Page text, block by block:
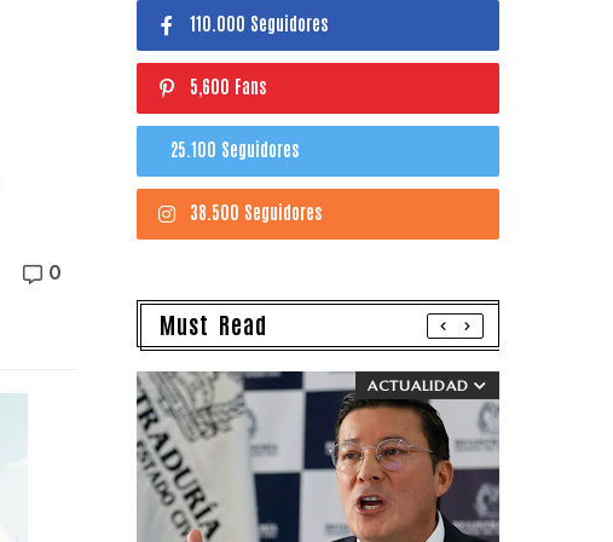
0
110.000 Seguidores
5,600 Fans
25.100 Seguidores
38.500 Seguidores
Must Read
ACTUALIDAD